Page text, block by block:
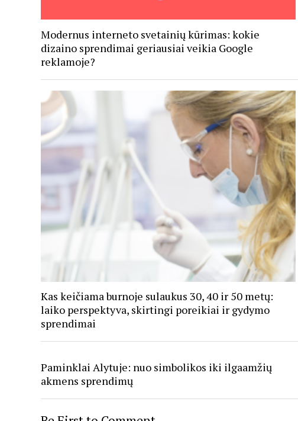
Modernus interneto svetainių kūrimas: kokie
dizaino sprendimai geriausiai veikia Google
reklamoje?
Kas keičiama burnoje sulaukus 30, 40 ir 50 metų:
laiko perspektyva, skirtingi poreikiai ir gydymo
sprendimai
Paminklai Alytuje: nuo simbolikos iki ilgaamžių
akmens sprendimų